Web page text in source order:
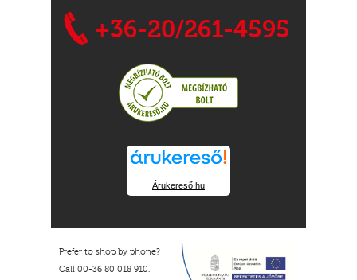
+36-20/261-4595
Árukereső.hu
Prefer to shop by phone?
Call 00-36 80 018 910.